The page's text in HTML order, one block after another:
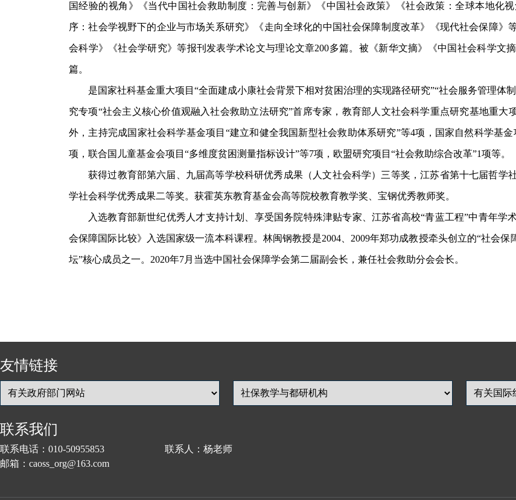
国经验的视角》《当代中国社会救助制度：完善与创新》《中国社会政策》《社会政策：全球本地化
序：社会学视野下的企业与市场关系研究》《走向全球化的中国社会保障制度改革》《现代社会保障》
会科学》《社会学研究》等报刊发表学术论文与理论文章200多篇。被《新华文摘》《中国社会科学文
篇。
是国家社科基金重大项目“全面建成小康社会背景下相对贫困治理的实现路径研究”“社会服务管理体
究专项“社会主义核心价值观融入社会救助立法研究”首席专家，教育部人文社会科学重点研究基地重大
外，主持完成国家社会科学基金项目“建立和健全我国新型社会救助体系研究”等4项，国家自然科学基
项，联合国儿童基金会项目“多维度贫困测量指标设计”等7项，欧盟研究项目“社会救助综合改革”1项等。
获得过教育部第六届、九届高等学校科研优秀成果（人文社会科学）三等奖，江苏省第十七届哲学
学社会科学优秀成果二等奖。获霍英东教育基金会高等院校教育教学奖、宝钢优秀教师奖。
入选教育部新世纪优秀人才支持计划、享受国务院特殊津贴专家、江苏省高校“青蓝工程”中青年学
会保障国际比较》入选国家级一流本科课程。林闽钢教授是2004、2009年郑功成教授牵头创立的“社会
坛”核心成员之一。2020年7月当选中国社会保障学会第二届副会长，兼任社会救助分会会长。
友情链接
联系我们
联系电话：010-50955853 联系人：杨老师
邮箱：caoss_org@163.com